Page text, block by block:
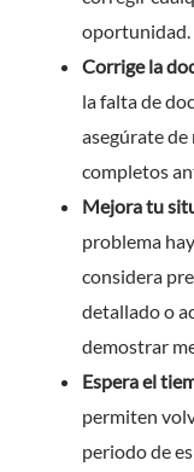
oportunidad.
Corrige la
la falta de
asegúrate
completos
Mejora tu
problema
considera
detallado o
demostrar
Espera el
permiten
periodo de